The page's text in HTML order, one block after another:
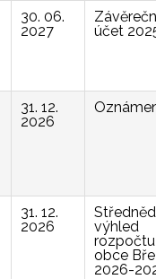
30. 06.
2027
účet
31. 12.
2026
31. 12.
2026
výhled
rozpočtu
obce
2026-